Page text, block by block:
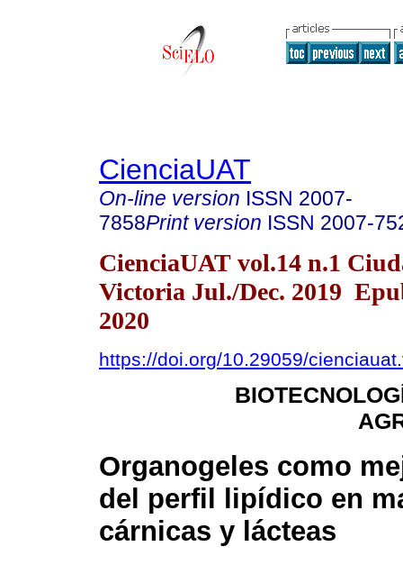
CienciaUAT
On-line version ISSN 2007-
7858Print version ISSN 2007-
CienciaUAT vol.14 n.1
Victoria Jul./Dec. 2019
2020
https://doi.org/10.29059/
Organogeles como
del perfil lipídico en
cárnicas y lácteas